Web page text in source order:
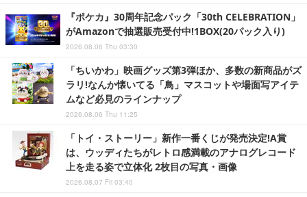
『ポケカ』30周年記念パック「30th CELEBRATION」
がAmazonで抽選販売受付中!1BOX(20パック入り)
2026.08.06 Thu 03:30
「ちいかわ」映画グッズ第3弾ほか、多数の新商品がズ
ラリ!なんか懐いてる「鳥」マスコットや場面写アイテ
ムなど必見のラインナップ
2026.08.06 Thu 11:25
「トイ・ストーリー」新作一番くじが発売決定!A賞
は、ウッディたちがレトロ感満載のアナログレコード
上を走る姿で立体化 2枚目の写真・画像
2026.08.07 Fri 03:40